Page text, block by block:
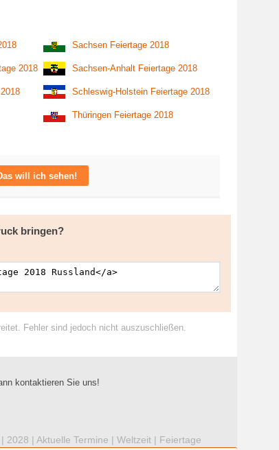
2018
Sachsen Feiertage 2018
Sachsen-Anhalt Feiertage 2018
Schleswig-Holstein Feiertage 2018
Thüringen Feiertage 2018
will ich sehen!
bringen?
Fehler sind jedoch nicht auszuschließen.
kontaktieren Sie uns!
| 2028 | Aktuelle Termine | Weltzeit| Feiertage